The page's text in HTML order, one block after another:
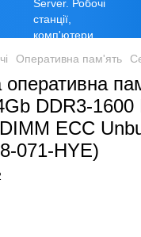
Оперативна пам'ять
DDR3-1600
ECC
071-HYE)